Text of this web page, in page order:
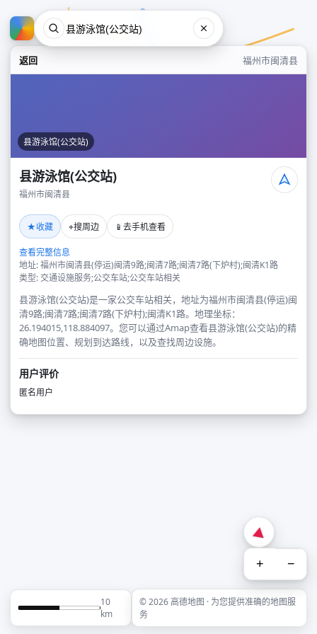
返回 福州市闽清县
县游泳馆(公交站)
县游泳馆(公交站)
福州市闽清县
★收藏 ⌖搜周边 📱 去手机查看
查看完整信息
地址: 福州市闽清县(停运)闽清9路;闽清7路;闽清7路(下炉村);闽清K1路
类型: 交通设施服务;公交车站;公交车站相关
县游泳馆(公交站)是一家公交车站相关，地址为福州市闽清县(停运)闽
清9路;闽清7路;闽清7路(下炉村);闽清K1路。地理坐标：
26.194015,118.884097。您可以通过Amap查看县游泳馆(公交站)的精
确地图位置、规划到达路线，以及查找周边设施。
用户评价
匿名用户
+ −
10
km
© 2026 高德地图 · 为您提供准确的地图服
务